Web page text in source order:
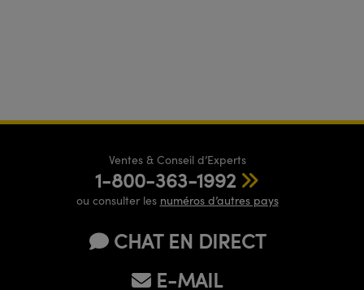
Ventes & Conseil d’Experts
1-800-363-1992
ou consulter les numéros d’autres pays
CHAT EN DIRECT
E-MAIL